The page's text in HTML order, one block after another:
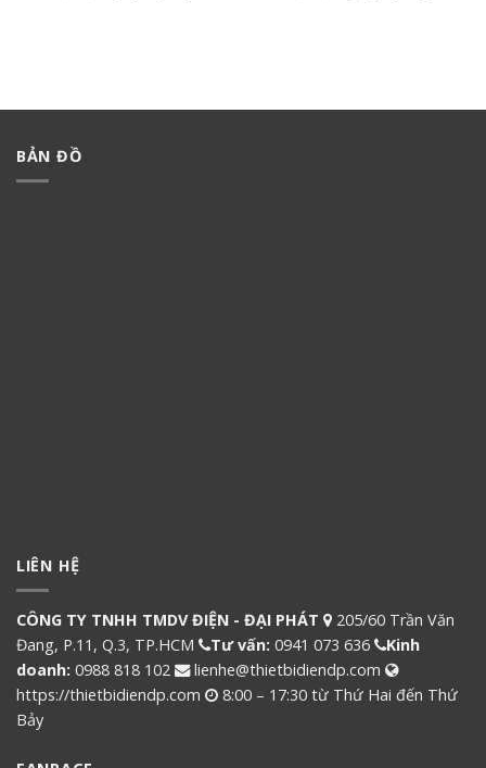
BẢN ĐỒ
LIÊN HỆ
CÔNG TY TNHH TMDV ĐIỆN - ĐẠI PHÁT
205/60 Trần Văn
Đang, P.11, Q.3, TP.HCM
Tư vấn: 0941 073 636
Kinh
doanh: 0988 818 102
lienhe@thietbidiendp.com
https://thietbidiendp.com
8:00 – 17:30 từ Thứ Hai đến Thứ
Bảy